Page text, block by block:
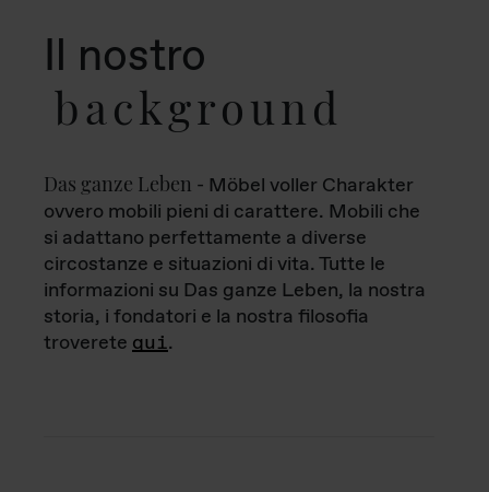
Il nostro
background
Das ganze Leben - Möbel voller Charakter
ovvero mobili pieni di carattere. Mobili che
si adattano perfettamente a diverse
circostanze e situazioni di vita. Tutte le
informazioni su Das ganze Leben, la nostra
storia, i fondatori e la nostra filosofia
troverete qui.